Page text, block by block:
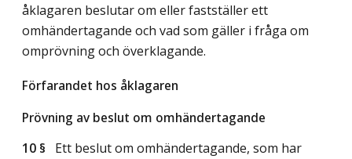
åklagaren beslutar om eller fastställer ett
omhändertagande och vad som gäller i fråga om
omprövning och överklagande.
Förfarandet hos åklagaren
Prövning av beslut om omhändertagande
10 § Ett beslut om omhändertagande, som har